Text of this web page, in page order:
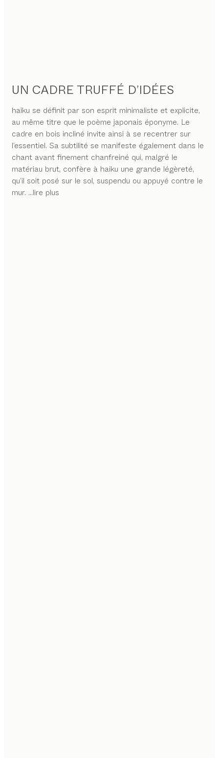
UN CADRE TRUFFÉ D’IDÉES
haiku se définit par son esprit minimaliste et explicite,
au même titre que le poème japonais éponyme. Le
cadre en bois incliné invite ainsi à se recentrer sur
l’essentiel. Sa subtilité se manifeste également dans le
chant avant finement chanfreiné qui, malgré le
matériau brut, confère à haiku une grande légèreté,
qu’il soit posé sur le sol, suspendu ou appuyé contre le
mur. ...lire plus